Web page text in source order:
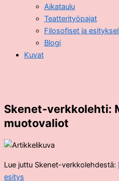
Aikataulu
Teatterityöpajat
Filosofiset ja
Blogi
Kuvat
Skenet-verkkolehti:
muotovaliot
Lue juttu Skenet-verkkolehdestä:
esitys